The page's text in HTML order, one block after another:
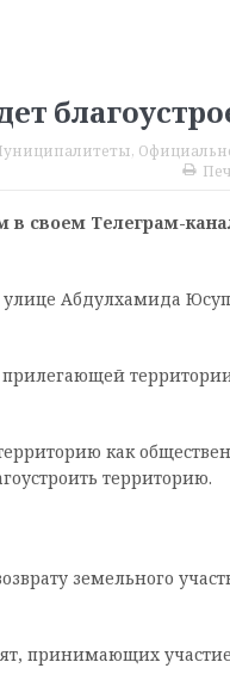
,
в своем Телеграм-
Абдулхамида
как
территорию.
земельного
принимающих